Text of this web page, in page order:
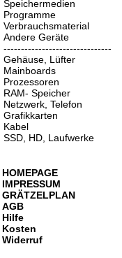
Speichermedien
Programme
Verbrauchsmaterial
Andere Geräte
-------------------------------
Gehäuse, Lüfter
Mainboards
Prozessoren
RAM- Speicher
Netzwerk, Telefon
Grafikkarten
Kabel
SSD, HD, Laufwerke
HOMEPAGE
IMPRESSUM
GRÄTZELPLAN
AGB
Hilfe
Kosten
Widerruf